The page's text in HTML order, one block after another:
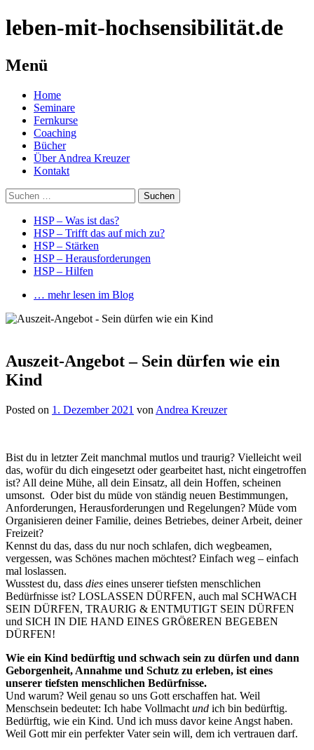
leben-mit-hochsensibilität.de
Menü
Springe
zum
Inhalt
Home
Seminare
Fernkurse
Coaching
Bücher
Über Andrea Kreuzer
Kontakt
Suchen
nach:
HSP – Was ist das?
HSP – Trifft das auf mich zu?
HSP – Stärken
HSP – Herausforderungen
HSP – Hilfen
… mehr lesen im Blog
Auszeit-Angebot – Sein dürfen wie ein
Kind
Posted on 1. Dezember 2021 von Andrea Kreuzer
Bist du in letzter Zeit manchmal mutlos und traurig? Vielleicht weil
das, wofür du dich eingesetzt oder gearbeitet hast, nicht eingetroffen
ist? All deine Mühe, all dein Einsatz, all dein Hoffen, scheinen
umsonst. Oder bist du müde von ständig neuen Bestimmungen,
Anforderungen, Herausforderungen und Regelungen? Müde vom
Organisieren deiner Familie, deines Betriebes, deiner Arbeit, deiner
Freizeit?
Kennst du das, dass du nur noch schlafen, dich wegbeamen,
vergessen, was Schönes machen möchtest? Einfach weg – einfach
mal loslassen.
Wusstest du, dass dies eines unserer tiefsten menschlichen
Bedürfnisse ist? LOSLASSEN DÜRFEN, auch mal SCHWACH
SEIN DÜRFEN, TRAURIG & ENTMUTIGT SEIN DÜRFEN
und SICH IN DIE HAND EINES GRÖßEREN BEGEBEN
DÜRFEN!
Wie ein Kind bedürftig und schwach sein zu dürfen und dann
Geborgenheit, Annahme und Schutz zu erleben, ist eines
unserer tiefsten menschlichen Bedürfnisse.
Und warum? Weil genau so uns Gott erschaffen hat. Weil
Menschsein bedeutet: Ich habe Vollmacht und ich bin bedürftig.
Bedürftig, wie ein Kind. Und ich muss davor keine Angst haben.
Weil Gott mir ein perfekter Vater sein will, dem ich vertrauen darf.